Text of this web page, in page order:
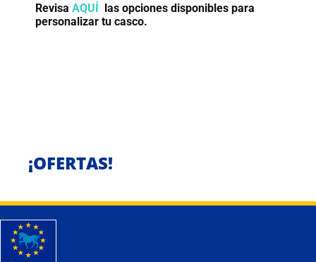
Revisa AQUÍ las opciones disponibles para
personalizar tu casco.
¡OFERTAS!